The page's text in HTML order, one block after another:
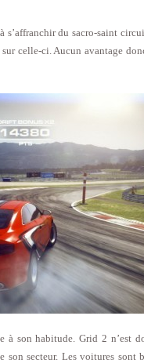
du sacro-saint
sur celle-ci. Aucun avantage
à son habitude. Grid 2 n’est
secteur. Les voitures sont